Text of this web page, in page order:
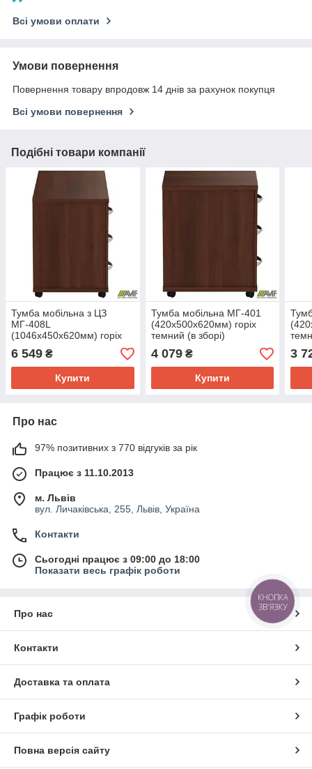
Всі умови оплати
Умови повернення
Повернення товару впродовж 14 днів за рахунок покупця
Всі умови повернення
Подібні товари компанії
Тумба мобільна з ЦЗ
МГ-408L
(1046х450х620мм) горіх
темний (в зборі)
6 549 ₴
Купити
Тумба мобільна МГ-401
(420х500х620мм) горіх
темний (в зборі)
4 079₴
Купити
3
Про нас
97% позитивних з 770 відгуків за рік
Працює з 11.10.2013
м. Львів
вул. Личаківська, 255, Львів, Україна
Контакти
Сьогодні працює з 09:00 до 18:00
Показати весь графік роботи
Про нас
Контакти
Доставка та оплата
Графік роботи
Повна версія сайту
КНОПКА
ЗВ'ЯЗКУ